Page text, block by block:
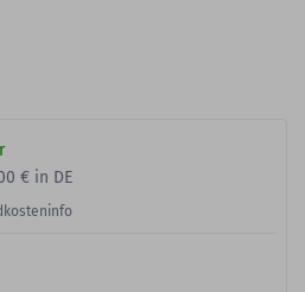
€ in DE